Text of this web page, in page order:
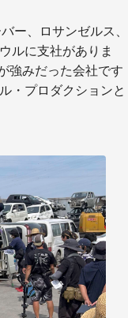
ー、ロサンゼルス、
ルに支社がありま
強みだった会社です
・プロダクションと